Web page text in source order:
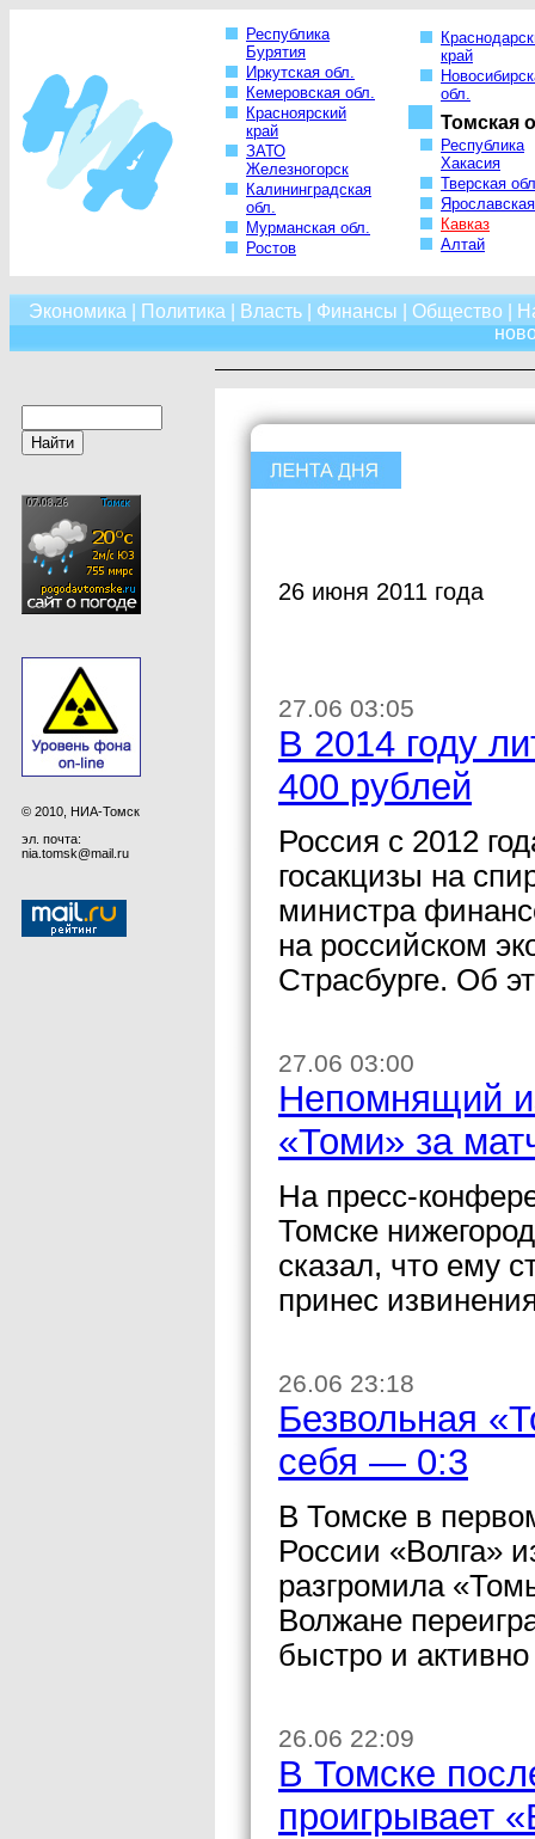
Республика
Бурятия
Иркутская обл.
Кемеровская обл.
Красноярский
край
ЗАТО
Железногорск
Калининградская
обл.
Мурманская обл.
Ростов
край
обл.
Томская
Республика
Хакасия
Тверская
Кавказ
Алтай
Экономика Политика Власть| Финансы Общество
© 2010, НИА-Томск
эл. почта:
nia.tomsk@mail.ru
26 июня 2011 года
27.06 03:05
В 2014 году
400 рублей
Россия с 2012
госакцизы на
министра
на российском
Страсбурге. Об
27.06 03:00
Непомнящий
«Томи» за
На пресс-
Томске
сказал, что ему
принес
26.06 23:18
Безвольная
себя — 0:3
В Томске в
России «Волга»
разгромила
Волжане
быстро и
26.06 22:09
В Томске
проигрывает